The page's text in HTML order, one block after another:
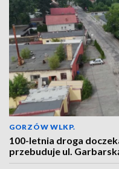
GORZÓW WLKP.
100-letnia droga
przebuduje ul.